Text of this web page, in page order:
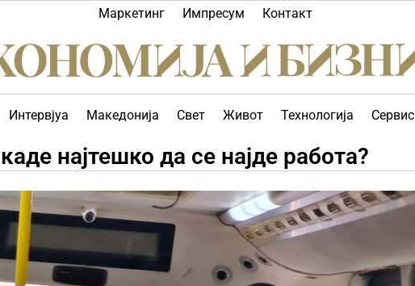
Маркетинг Импресум Контакт
Интервјуа Македонија Свет Живот Технологија
најтешко да се најде работа?